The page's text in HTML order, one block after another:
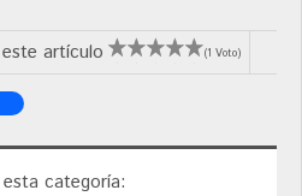
artículo (1 Voto)
categoría: